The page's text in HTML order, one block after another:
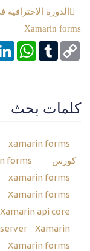
الدورة
Xamarin forms
Tumblr Copy
Link
كلمات بحث
xamarin forms شرح
كورس
forms
xamarin forms
Xamarin forms
Xamarin api core
Xamarin
Xamarin forms